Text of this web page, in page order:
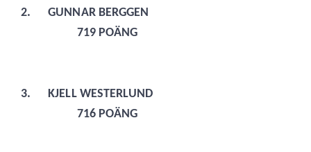
2.
GUNNAR BERGGEN
719 POÄNG
3.
KJELL WESTERLUND
716 POÄNG